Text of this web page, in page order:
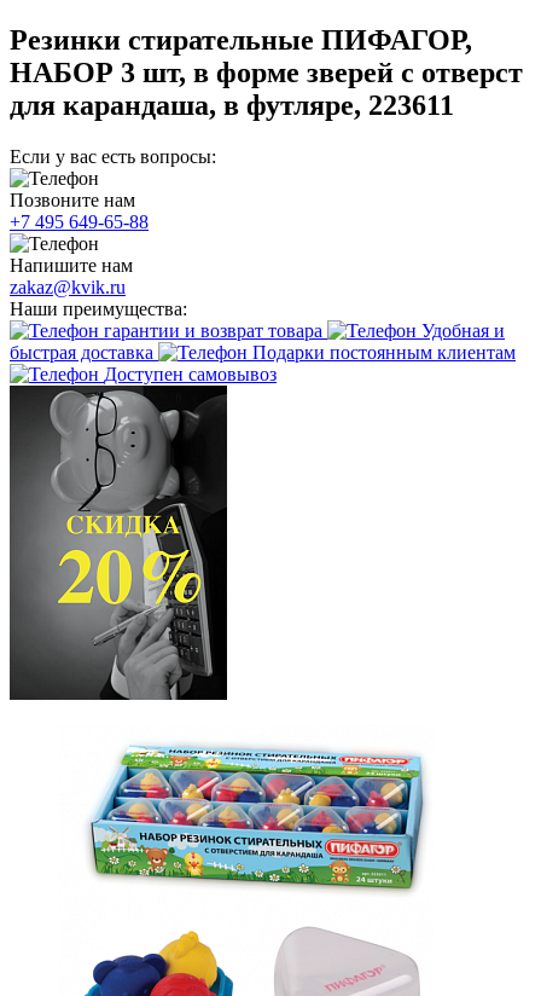
Резинки стирательные ПИФАГОР,
НАБОР 3 шт, в форме зверей с отверст
для карандаша, в футляре, 223611
Если у вас есть вопросы:
Позвоните нам
+7 495 649-65-88
Напишите нам
zakaz@kvik.ru
Наши преимущества:
гарантии и возврат товара
Удобная и
быстрая доставка
Подарки постоянным клиентам
Доступен самовывоз